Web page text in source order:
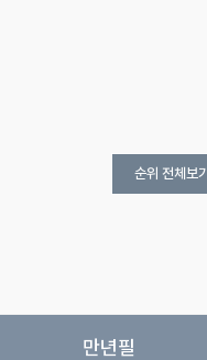
순위 전체보기
만년필